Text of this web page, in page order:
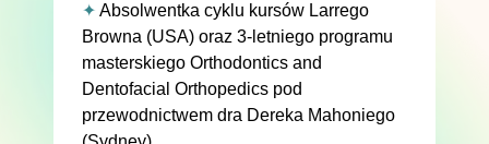
✦ Absolwentka cyklu kursów Larrego
Browna (USA) oraz 3-letniego programu
masterskiego Orthodontics and
Dentofacial Orthopedics pod
przewodnictwem dra Dereka Mahoniego